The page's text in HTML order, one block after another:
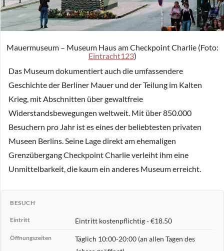
Mauermuseum – Museum Haus am Checkpoint Charlie (Foto:
Eintracht123)
Das Museum dokumentiert auch die umfassendere
Geschichte der Berliner Mauer und der Teilung im Kalten
Krieg, mit Abschnitten über gewaltfreie
Widerstandsbewegungen weltweit. Mit über 850.000
Besuchern pro Jahr ist es eines der beliebtesten privaten
Museen Berlins. Seine Lage direkt am ehemaligen
Grenzübergang Checkpoint Charlie verleiht ihm eine
Unmittelbarkeit, die kaum ein anderes Museum erreicht.
BESUCH
Eintritt Eintritt kostenpflichtig - €18.50
Öffnungszeiten
Täglich 10:00-20:00 (an allen Tagen des